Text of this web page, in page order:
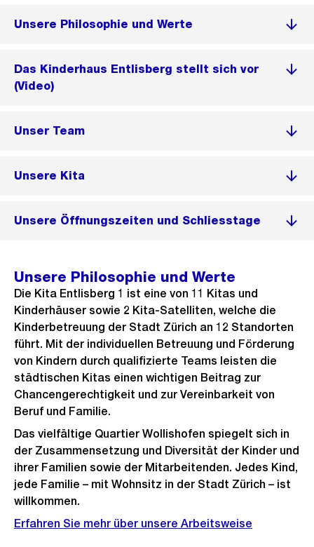
Unsere Philosophie und Werte
Das Kinderhaus Entlisberg stellt sich vor
(Video)
Unser Team
Unsere Kita
Unsere Öffnungszeiten und Schliesstage
Unsere Philosophie und Werte
Die Kita Entlisberg 1 ist eine von 11 Kitas und
Kinderhäuser sowie 2 Kita-Satelliten, welche die
Kinderbetreuung der Stadt Zürich an 12 Standorten
führt. Mit der individuellen Betreuung und Förderung
von Kindern durch qualifizierte Teams leisten die
städtischen Kitas einen wichtigen Beitrag zur
Chancengerechtigkeit und zur Vereinbarkeit von
Beruf und Familie.
Das vielfältige Quartier Wollishofen spiegelt sich in
der Zusammensetzung und Diversität der Kinder und
ihrer Familien sowie der Mitarbeitenden. Jedes Kind,
jede Familie – mit Wohnsitz in der Stadt Zürich – ist
willkommen.
Erfahren Sie mehr über unsere Arbeitsweise